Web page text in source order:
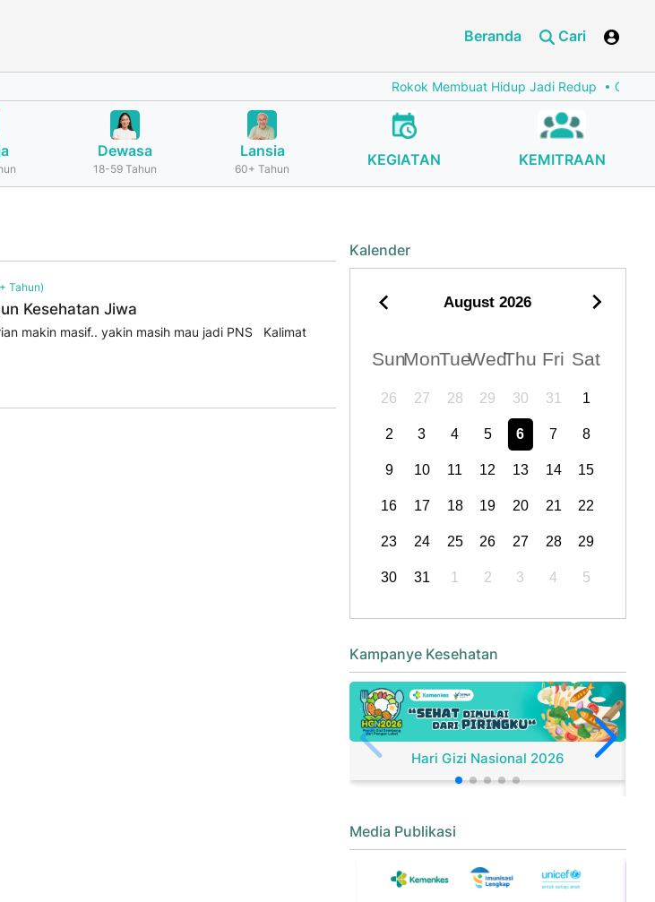
Beranda Cari
Rokok Membuat Hidup Jadi Redup Cegah
Dewasa
18-59 Tahun
Lansia
60+ Tahun
KEGIATAN KEMITRAAN
Tahun)
Kesehatan Jiwa
makin masif.. yakin masih mau jadi PNS Kalimat
Kalender
August 2026
SunMonTueWedThu Fri Sat
26 27 28 29 30 31 1
2 3 4 5 6 7 8
9 10 11 12 13 14 15
16 17 18 19 20 21 22
23 24 25 26 27 28 29
30 31 1 2 3 4 5
Kampanye Kesehatan
Hari Gizi Nasional 2026
Media Publikasi